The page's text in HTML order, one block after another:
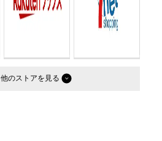
他のストア